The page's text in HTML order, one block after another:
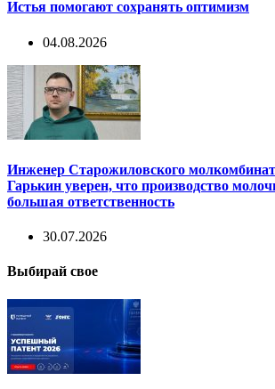
Истья помогают сохранять оптимизм
04.08.2026
Инженер Старожиловского
Гарькин уверен, что производство
большая ответственность
30.07.2026
Выбирай свое